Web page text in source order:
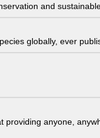
and
globally, ever
providing anyone,